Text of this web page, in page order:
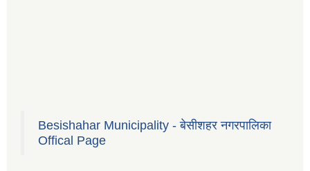
Besishahar Municipality - बेसीशहर नगरपालिका
Offical Page